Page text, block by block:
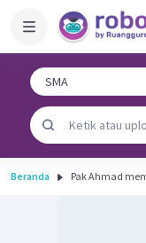
Beranda Pak Ahmad